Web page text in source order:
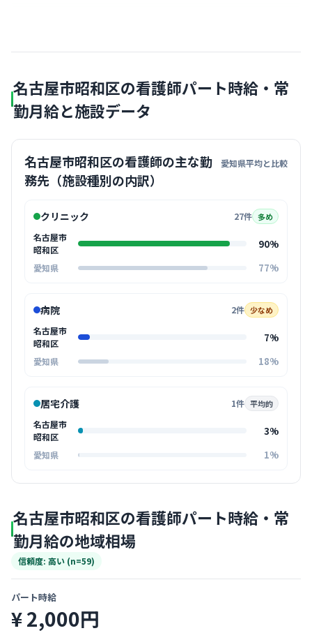
名古屋市昭和区の看護師パート時給・常
勤月給と施設データ
名古屋市昭和区の看護師の主な勤
務先（施設種別の内訳）
愛知県平均と比較
クリニック 27件 多め
名古屋市
昭和区
90%
愛知県 77%
病院 2件 少なめ
名古屋市
昭和区
7%
愛知県 18%
居宅介護 1件 平均的
名古屋市
昭和区
3%
愛知県 1%
名古屋市昭和区の看護師パート時給・常
勤月給の地域相場
信頼度: 高い (n=59)
パート時給
¥ 2,000円